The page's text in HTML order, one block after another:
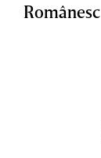
Românesc